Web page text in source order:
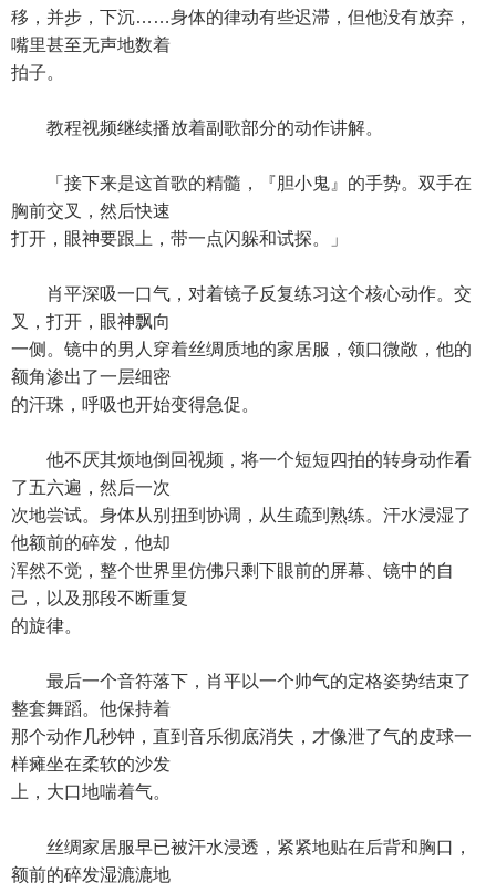
移，并步，下沉……身体的律动有些迟滞，但他没有放弃，
嘴里甚至无声地数着
拍子。
教程视频继续播放着副歌部分的动作讲解。
「接下来是这首歌的精髓，『胆小鬼』的手势。双手在
胸前交叉，然后快速
打开，眼神要跟上，带一点闪躲和试探。」
肖平深吸一口气，对着镜子反复练习这个核心动作。交
叉，打开，眼神飘向
一侧。镜中的男人穿着丝绸质地的家居服，领口微敞，他的
额角渗出了一层细密
的汗珠，呼吸也开始变得急促。
他不厌其烦地倒回视频，将一个短短四拍的转身动作看
了五六遍，然后一次
次地尝试。身体从别扭到协调，从生疏到熟练。汗水浸湿了
他额前的碎发，他却
浑然不觉，整个世界里仿佛只剩下眼前的屏幕、镜中的自
己，以及那段不断重复
的旋律。
最后一个音符落下，肖平以一个帅气的定格姿势结束了
整套舞蹈。他保持着
那个动作几秒钟，直到音乐彻底消失，才像泄了气的皮球一
样瘫坐在柔软的沙发
上，大口地喘着气。
丝绸家居服早已被汗水浸透，紧紧地贴在后背和胸口，
额前的碎发湿漉漉地